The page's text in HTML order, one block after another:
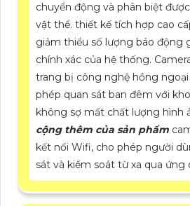
chuyển động và phân biệt
vật thể. thiết kế tích hợp cao
giảm thiểu số lượng báo động
chính xác của hệ thống.
trang bị công nghệ hồng
phép quan sát ban đêm với
không sợ mất chất lượng hình
cộng thêm của sản phẩm
kết nối Wifi, cho phép người
sát và kiểm soát từ xa qua ứng